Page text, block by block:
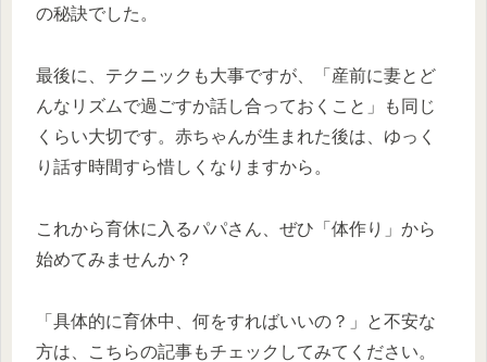
の秘訣でした。
最後に、テクニックも大事ですが、「産前に妻とど
んなリズムで過ごすか話し合っておくこと」も同じ
くらい大切です。赤ちゃんが生まれた後は、ゆっく
り話す時間すら惜しくなりますから。
これから育休に入るパパさん、ぜひ「体作り」から
始めてみませんか？
「具体的に育休中、何をすればいいの？」と不安な
方は、こちらの記事もチェックしてみてください。